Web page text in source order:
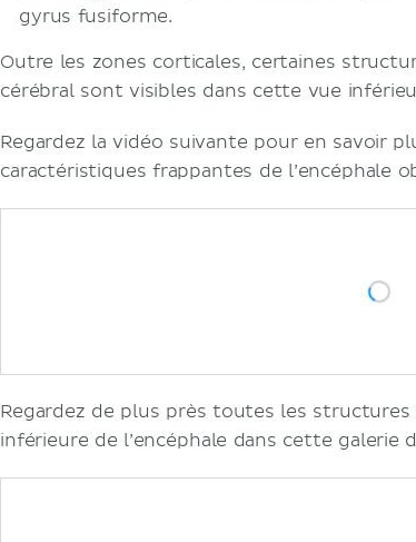
gyrus fusiforme.
Outre les zones corticales, certaines
cérébral sont visibles dans cette vue
Regardez la vidéo suivante pour en savoir
caractéristiques frappantes de l’encéphale
Regardez de plus près toutes les
inférieure de l’encéphale dans cette galerie